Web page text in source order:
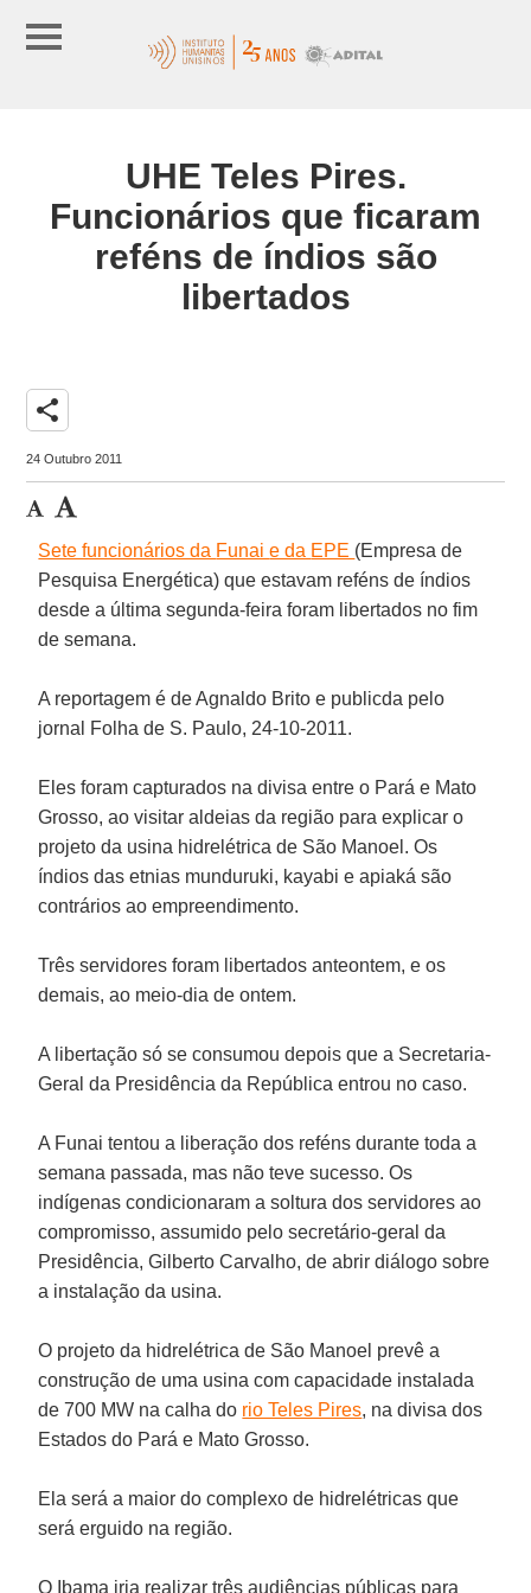
UHE Teles Pires.
Funcionários que ficaram
reféns de índios são
libertados
share
24 Outubro 2011
Sete funcionários da Funaie da EPE (Empresa de
Pesquisa Energética) que estavam reféns de índios
desde a última segunda-feira foram libertados no fim
de semana.
A reportagem é deAgnaldo Brito e publicda pelo
jornal Folha de S. Paulo, 24-10-2011.
Eles foram capturados na divisa entre o Pará e Mato
Grosso, ao visitar aldeias da região para explicar o
projeto da usina hidrelétrica de São Manoel . Os
índios das etnias munduruki, kayabi e apiaká são
contrários ao empreendimento.
Três servidores foram libertados anteontem, e os
demais, ao meio-dia de ontem.
A libertação só se consumou depois que a Secretaria-
Geral da Presidência da República entrou no caso.
A Funaitentou a liberação dos reféns durante toda a
semana passada, mas não teve sucesso. Os
indígenas condicionaram a soltura dos servidores ao
compromisso, assumido pelo secretário-geral da
Presidência,Gilberto Carvalho, de abrir diálogo sobre
a instalação da usina.
O projeto da hidrelétrica de São Manoel prevê a
construção de uma usina com capacidade instalada
de 700 MW na calha do rio Teles Pires, na divisa dos
Estados do Pará e Mato Grosso.
Ela será a maior do complexo de hidrelétricas que
será erguido na região.
O Ibama iria realizar três audiências públicas para